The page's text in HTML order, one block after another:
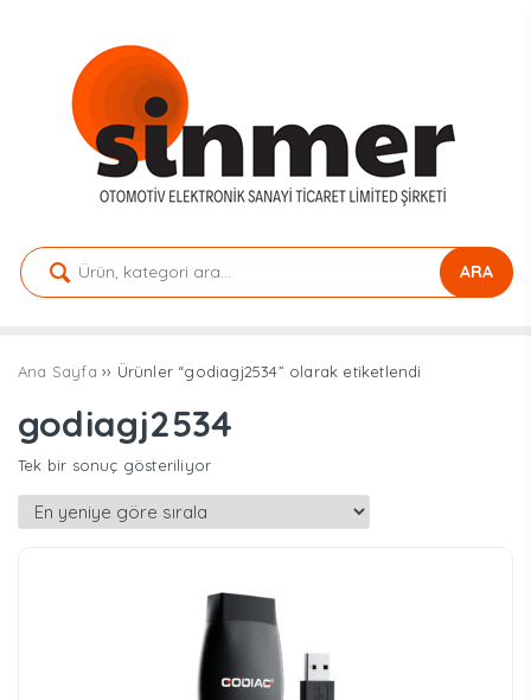
ARA
Ana Sayfa ›› Ürünler “godiagj2534” olarak etiketlendi
godiagj2534
Tek bir sonuç gösteriliyor